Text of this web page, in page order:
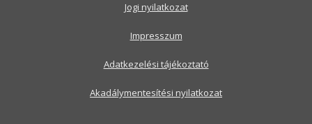
Jogi nyilatkozat
Impresszum
Adatkezelési tájékoztató
Akadálymentesítési nyilatkozat